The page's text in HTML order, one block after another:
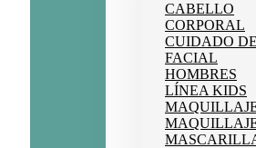
CABELLO
CORPORAL
CUIDADO
FACIAL
HOMBRES
LÍNEA KIDS